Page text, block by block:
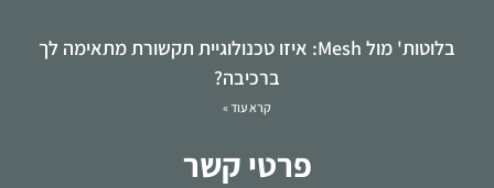
בלוטות' מול Mesh: איזו טכנולוגיית תקשורת מתאימה לך
ברכיבה?
קרא עוד »
פרטי קשר